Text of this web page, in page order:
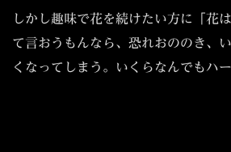
しかし趣味で花を続けたい方に「花
て言おうもんなら、恐れおののき、
くなってしまう。いくらなんでもハ